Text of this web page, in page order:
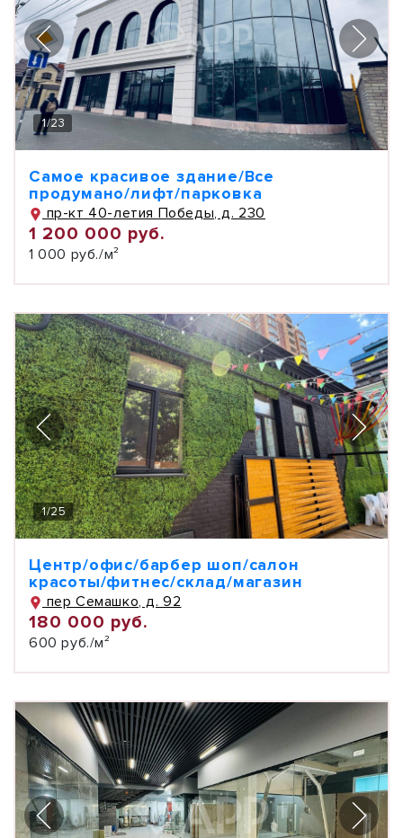
1/23
Самое красивое здание/Все
продумано/лифт/парковка
пр-кт 40-летия Победы, д. 230
1 200 000 руб.
1 000 руб./м²
1/25
Центр/офис/барбер шоп/салон
красоты/фитнес/склад/магазин
пер Семашко, д. 92
180 000 руб.
600 руб./м²